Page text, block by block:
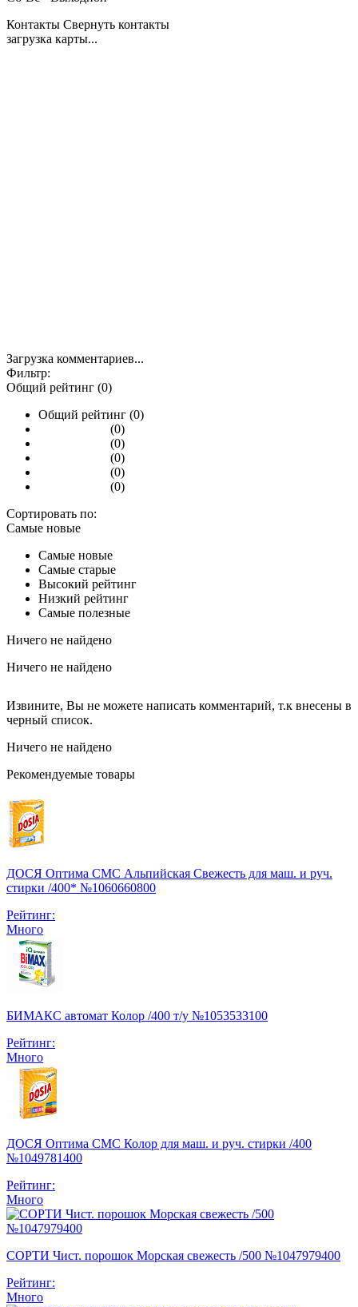
Контакты Свернуть контакты
загрузка карты...
Загрузка комментариев...
Фильтр:
Общий рейтинг (0)
Общий рейтинг (0)
(0)
(0)
(0)
(0)
(0)
Сортировать по:
Самые новые
Самые новые
Самые старые
Высокий рейтинг
Низкий рейтинг
Самые полезные
Ничего не найдено
Ничего не найдено
Извините, Вы не можете написать комментарий, т.к внесены в
черный список.
Ничего не найдено
Рекомендуемые товары
ДОСЯ Оптима СМС Альпийская Свежесть для маш. и руч.
стирки /400* №1060660800
Рейтинг:
Много
БИМАКС автомат Колор /400 т/у №1053533100
Рейтинг:
Много
ДОСЯ Оптима СМС Колор для маш. и руч. стирки /400
№1049781400
Рейтинг:
Много
СОРТИ Чист. порошок Морская свежесть /500 №1047979400
Рейтинг:
Много